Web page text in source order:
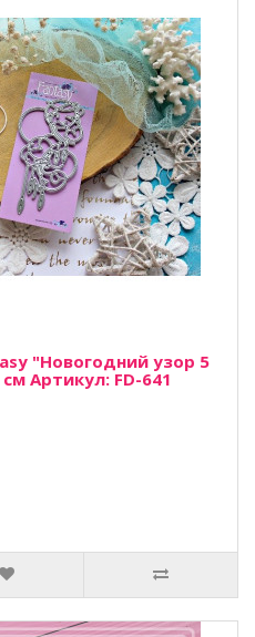
"Новогодний узор 5
Артикул: FD-641